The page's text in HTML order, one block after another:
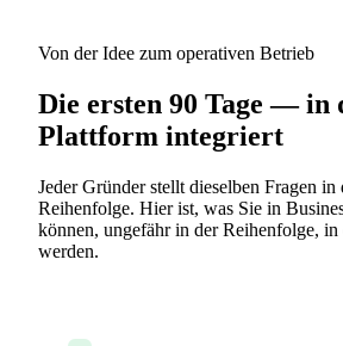
Von der Idee zum operativen Betrieb
Die ersten 90 Tage — in
Plattform integriert
Jeder Gründer stellt dieselben Fragen in
Reihenfolge. Hier ist, was Sie in
können, ungefähr in der Reihenfolge, in
werden.